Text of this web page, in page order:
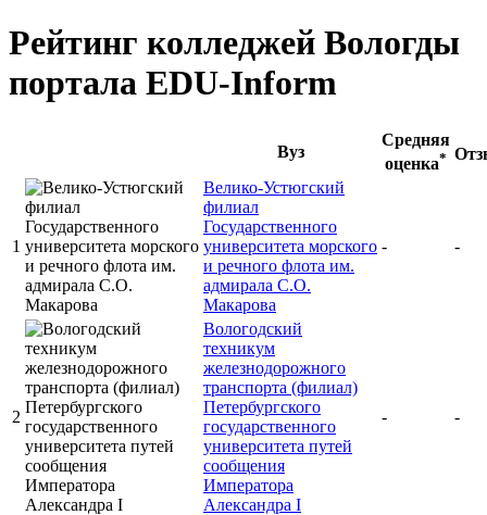
Рейтинг колледжей Вологды
портала EDU-Inform
Вуз
Средняя
оценка*
1
Велико-Устюгский
филиал
Государственного
университета морского
и речного флота им.
адмирала С.О.
Макарова
- -
2
Вологодский
техникум
железнодорожного
транспорта (филиал)
Петербургского
государственного
университета путей
сообщения
Императора
Александра I
- -